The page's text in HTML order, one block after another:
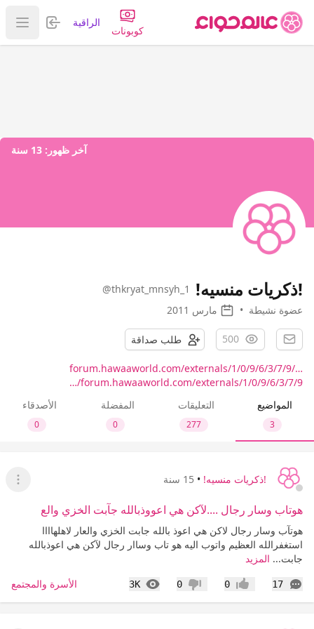
كوبونات
الراقية تسجيل
عرض
آخر ظهور: 13 سنة
!ذكريات منسيه!
@thkryat_mnsyh_1
عضوة نشيطة • مارس 2011
500 طلب صداقة
forum.hawaaworld.com/externals/1/0/9/6/3/7/9/…
forum.hawaaworld.com/externals/1/0/9/6/3/7/9/…
المواضيع
3
التعليقات
277
المفضلة
0
الأصدقاء
0
!ذكريات منسيه! • 15 سنة
عرض
هوتاب وسار رجال ....لآكن هي اعووذبالله جآبت الخزي والع
هوتآب وسار رجال لاكن هي اعوذ بالله جابت الخزي والعار لاهلهاااا
استغفرالله العظيم واتوب اليه هو تاب وساار رجال لآكن هي اعوذبالله
جابت... المزيد
17
التعليقات إعجاب0 عدم إعجاب
0
3K
المشاهدات الأسرة والمجتمع